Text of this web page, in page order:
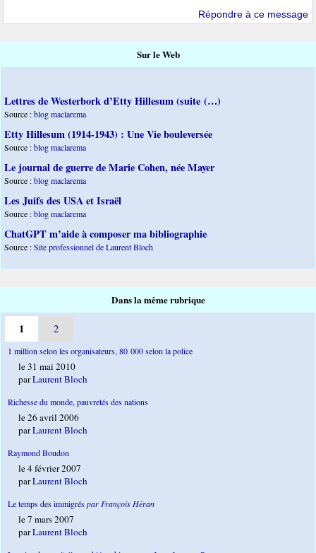
Répondre à ce message
Sur le Web
Lettres de Westerbork d’Etty Hillesum (suite (…)
Source :blog maclarema
Etty Hillesum (1914-1943) : Une Vie bouleversée
Source :blog maclarema
Le journal de guerre de Marie Cohen, née Mayer
Source :blog maclarema
Les Juifs des USA et Israël
Source :blog maclarema
ChatGPT m’aide à composer ma bibliographie
Source :Site professionnel de Laurent Bloch
Dans la même rubrique
1 2
1 million selon les organisateurs, 80 000 selon la police
le 31 mai 2010
parLaurent Bloch
Richesse du monde, pauvretés des nations
le 26 avril 2006
parLaurent Bloch
Raymond Boudon
le 4 février 2007
parLaurent Bloch
Le temps des immigréspar François Héran
le 7 mars 2007
parLaurent Bloch